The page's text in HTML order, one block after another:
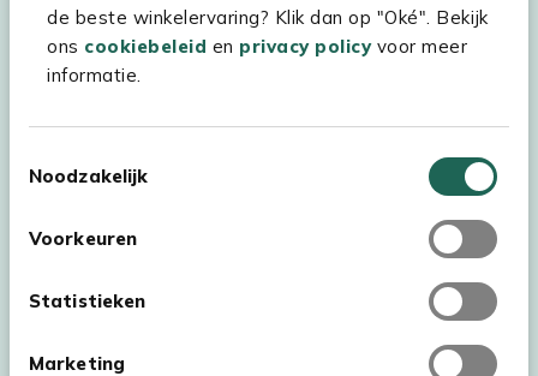
de beste winkelervaring? Klik dan op "Oké". Bekijk
ons cookiebeleid en privacy policyvoor meer
informatie.
Noodzakelijk
Voorkeuren
Statistieken
Marketing